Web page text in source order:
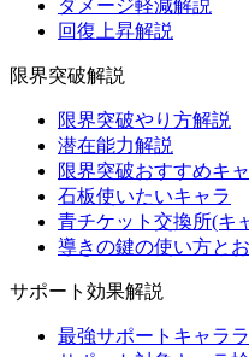
ダメージ軽減解説
回復上昇解説
限界突破解説
限界突破やり方解説
潜在能力解説
限界突破おすすめキ
石板使いたいキャラ
青チケット交換所(キ
導きの鍵の使い方と
サポート効果解説
最強サポートキャラ